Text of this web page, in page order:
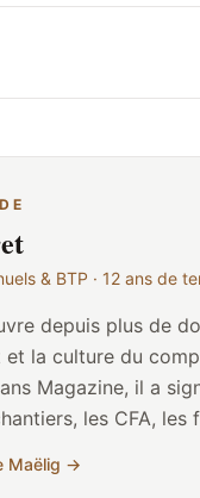
& BTP · 12 ans de
depuis plus de
la culture du
Magazine, il a
les CFA,
oncle
Maëlig →